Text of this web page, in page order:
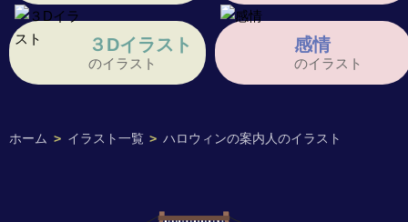
ホーム > イラスト一覧 > ハロウィンの案内人のイラスト
３Dイラスト
のイラスト
感情
のイラスト